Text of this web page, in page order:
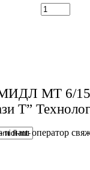
МИДЛ МТ
Т”
наш оператор